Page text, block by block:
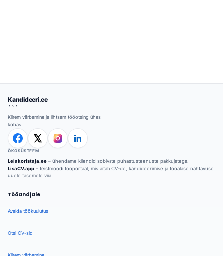
Kandideeri.ee
```
Kiirem värbamine ja lihtsam tööotsing ühes
kohas.
ÖKOSÜSTEEM
Leiakoristaja.ee – ühendame kliendid sobivate puhastusteenuste pakkujatega.
LisaCV.app – teistmoodi tööportaal, mis aitab CV-de, kandideerimise ja tööalase nähtavuse
uuele tasemele viia.
Tööandjale
Avalda töökuulutus
Otsi CV-sid
Kiirem värbamine